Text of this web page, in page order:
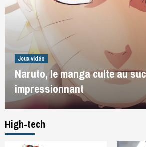
Jeux vidéo
Naruto, le manga culte au
impressionnant
High-tech